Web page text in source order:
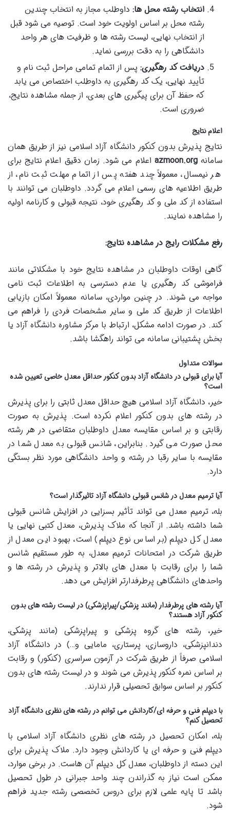
انتخاب رشته محل ها: داوطلب مجاز به انتخاب چندین
رشته محل بر اساس اولویت خود است. توصیه می شود قبل
از انتخاب نهایی، لیست رشته ها و ظرفیت های هر واحد
دانشگاهی را به دقت بررسی نماید.
دریافت کد رهگیری: پس از اتمام تمامی مراحل ثبت نام و
تأیید نهایی، یک کد رهگیری به داوطلب اختصاص می یابد
که حفظ آن برای پیگیری های بعدی، از جمله مشاهده نتایج،
ضروری است.
اعلام نتایج
نتایج پذیرش بدون کنکور دانشگاه آزاد اسلامی نیز از طریق همان
سامانهazmoon.org اعلام می شود. زمان دقیق اعلام نتایج برای
هر نیمسال، معمولاً چند هفته پس از اتمام مهلت ثبت نام، از
طریق اطلاعیه های رسمی اعلام می گردد. داوطلبان می توانند با
استفاده از کد ملی و کد رهگیری خود، نتیجه قبولی و کارنامه اولیه
را مشاهده نمایند.
رفع مشکلات رایج در مشاهده نتایج:
گاهی اوقات داوطلبان در مشاهده نتایج خود با مشکلاتی مانند
فراموشی کد رهگیری یا عدم دسترسی به اطلاعات ثبت نامی
مواجه می شوند. در چنین مواردی، سامانه معمولاً امکان بازیابی
اطلاعات از طریق کد ملی و سایر مشخصات فردی را فراهم می
کند. در صورت ادامه مشکل، ارتباط با مرکز مشاوره دانشگاه آزاد یا
بخش پشتیبانی سامانه می تواند راهگشا باشد.
سوالات متداول
آیا برای قبولی در دانشگاه آزاد بدون کنکور حداقل معدل خاصی تعیین شده
است؟
خیر، دانشگاه آزاد اسلامی هیچ حداقل معدل ثابتی را برای پذیرش
در رشته های بدون کنکور اعلام نکرده است. پذیرش به صورت
رقابتی و بر اساس مقایسه معدل داوطلبان متقاضی در هر رشته
محل صورت می گیرد. بنابراین، شانس قبولی به معدل شما در
مقایسه با سایر رقبا در رشته و واحد دانشگاهی مورد نظر بستگی
دارد.
آیا ترمیم معدل در شانس قبولی دانشگاه آزاد تاثیرگذار است؟
بله، ترمیم معدل می تواند تأثیر بسزایی در افزایش شانس قبولی
شما داشته باشد. از آنجا که ملاک پذیرش، معدل کتبی نهایی یا
معدل کل دیپلم (بر اساس نوع دیپلم) است، بهبود این معدل از
طریق شرکت در امتحانات ترمیم معدل، به طور مستقیم شانس
شما را برای رقابت با معدل های بالاتر و پذیرش در رشته ها و
واحدهای دانشگاهی پرطرفدارتر افزایش می دهد.
آیا رشته های پرطرفدار (مانند پزشکی/پیراپزشکی) در لیست رشته های بدون
کنکور آزاد هستند؟
خیر، رشته های گروه پزشکی و پیراپزشکی (مانند پزشکی،
دندانپزشکی، داروسازی، پرستاری، مامایی و…) در دانشگاه آزاد
اسلامی صرفاً از طریق شرکت در آزمون سراسری (کنکور) و رقابت
بر اساس نمره کنکور پذیرش می شوند و در لیست رشته های بدون
کنکور بر اساس سوابق تحصیلی قرار ندارند.
با دیپلم فنی و حرفه ای/کاردانش می توانم در رشته های نظری دانشگاه آزاد
تحصیل کنم؟
بله، امکان تحصیل در رشته های نظری دانشگاه آزاد اسلامی با
دیپلم فنی و حرفه ای یا کاردانش وجود دارد. ملاک پذیرش برای
این دسته از داوطلبان، معدل کل دیپلم آن هاست. در برخی موارد،
ممکن است نیاز به گذراندن چند واحد جبرانی در طول تحصیل
باشد تا پایه علمی لازم برای دروس تخصصی رشته جدید فراهم
شود.